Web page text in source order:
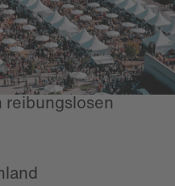
Transfers – wir
Journey